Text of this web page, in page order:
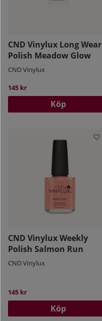
CND Vinylux Long Wear
Polish Meadow Glow
CND Vinylux
145 kr
Köp
CND Vinylux Weekly
Polish Salmon Run
CND Vinylux
145 kr
Köp